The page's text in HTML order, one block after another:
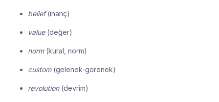
belief(inanç)
value(değer)
norm(kural, norm)
custom(gelenek-görenek)
revolution(devrim)